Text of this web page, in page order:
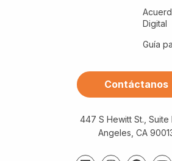
Digital
Guía
Contáctanos
447 S Hewitt St., Suite
Angeles, CA